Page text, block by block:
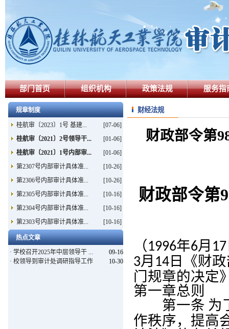
部门首页 组织机构 政策法规 服务指
规章制度
桂航审〔2023〕1号 基建...
[07-06]
桂航审〔2021〕2号领导干...
[01-06]
桂航审〔2021〕1号内部审...
[01-06]
第2307号内部审计具体准...
[10-26]
第2306号内部审计具体准...
[10-26]
第2305号内部审计具体准...
[10-16]
第2304号内部审计具体准...
[10-16]
第2303号内部审计具体准...
[10-16]
热点文章
· 学校召开2025年中层领导干 ...
09-16
· 校领导到审计处调研指导工作 10-30
财经法规
财政部令第
财政部令第
（1996年6月 17
3月 14 日《财
门规章的决定
第一章总则
第一条 为
作秩序，提高